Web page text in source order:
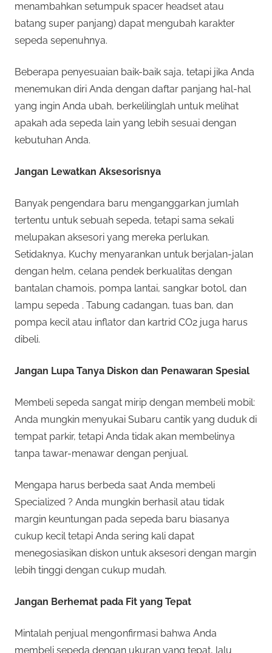
menambahkan setumpuk spacer headset atau
batang super panjang) dapat mengubah karakter
sepeda sepenuhnya.
Beberapa penyesuaian baik-baik saja, tetapi jika Anda
menemukan diri Anda dengan daftar panjang hal-hal
yang ingin Anda ubah, berkelilinglah untuk melihat
apakah ada sepeda lain yang lebih sesuai dengan
kebutuhan Anda.
Jangan Lewatkan Aksesorisnya
Banyak pengendara baru menganggarkan jumlah
tertentu untuk sebuah sepeda, tetapi sama sekali
melupakan aksesori yang mereka perlukan.
Setidaknya, Kuchy menyarankan untuk berjalan-jalan
dengan helm, celana pendek berkualitas dengan
bantalan chamois, pompa lantai, sangkar botol, dan
lampu sepeda . Tabung cadangan, tuas ban, dan
pompa kecil atau inflator dan kartrid CO2 juga harus
dibeli.
Jangan Lupa Tanya Diskon dan Penawaran Spesial
Membeli sepeda sangat mirip dengan membeli mobil:
Anda mungkin menyukai Subaru cantik yang duduk di
tempat parkir, tetapi Anda tidak akan membelinya
tanpa tawar-menawar dengan penjual.
Mengapa harus berbeda saat Anda membeli
Specialized ? Anda mungkin berhasil atau tidak
margin keuntungan pada sepeda baru biasanya
cukup kecil tetapi Anda sering kali dapat
menegosiasikan diskon untuk aksesori dengan margin
lebih tinggi dengan cukup mudah.
Jangan Berhemat pada Fit yang Tepat
Mintalah penjual mengonfirmasi bahwa Anda
membeli sepeda dengan ukuran yang tepat, lalu